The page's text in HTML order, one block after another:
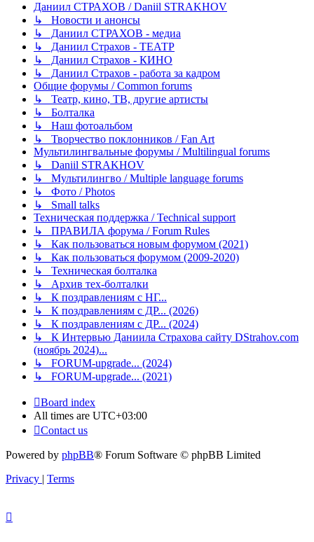
Даниил СТРАХОВ / Daniil STRAKHOV
↳ Новости и анонсы
↳ Даниил СТРАХОВ - медиа
↳ Даниил Страхов - ТЕАТР
↳ Даниил Страхов - КИНО
↳ Даниил Страхов - работа за кадром
Общие форумы / Common forums
↳ Театр, кино, ТВ, другие артисты
↳ Болталка
↳ Наш фотоальбом
↳ Творчество поклонников / Fan Art
Мультилингвальные форумы / Multilingual forums
↳ Daniil STRAKHOV
↳ Мультилингво / Multiple language forums
↳ Фото / Photos
↳ Small talks
Техническая поддержка / Technical support
↳ ПРАВИЛА форума / Forum Rules
↳ Как пользоваться новым форумом (2021)
↳ Как пользоваться форумом (2009-2020)
↳ Техническая болталка
↳ Архив тех-болталки
↳ К поздравлениям с НГ...
↳ К поздравлениям с ДР... (2026)
↳ К поздравлениям с ДР... (2024)
↳ К Интервью Даниила Страхова сайту DStrahov.com
(ноябрь 2024)...
↳ FORUM-upgrade... (2024)
↳ FORUM-upgrade... (2021)
Board index
All times are UTC+03:00
Contact us
Powered by phpBB® Forum Software © phpBB Limited
Privacy | Terms